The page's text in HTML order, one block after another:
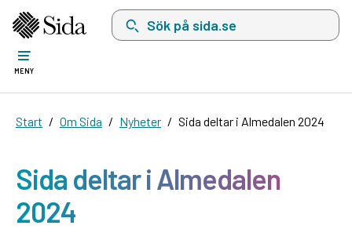
Sök på sida.se, sökförslag kommer att visas
MENY
Start Om Sida Nyheter Sida deltar i Almedalen 2024
Sida deltar i Almedalen
2024